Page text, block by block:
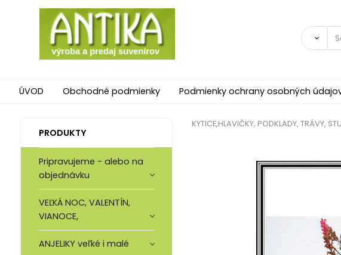
ÚVOD Obchodné podmienky Podmienky ochrany osobných
PRODUKTY
Pripravujeme - alebo na
objednávku
VEĽKÁ NOC, VALENTÍN,
VIANOCE,
ANJELIKY veľké i malé
KYTICE,HLAVIČKY, PODKLADY, TRÁVY,